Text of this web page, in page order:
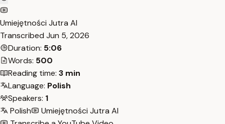
Umiejętności Jutra AI
Transcribed Jun 5, 2026
Duration: 5:06
Words: 500
Reading time: 3 min
Language: Polish
Speakers: 1
Polish
Umiejętności Jutra AI